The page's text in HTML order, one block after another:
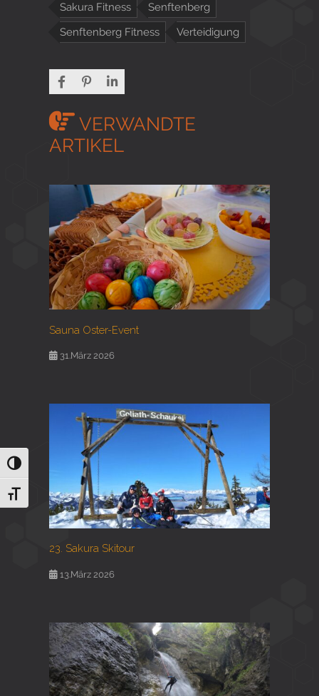
Umschalten auf hohe Kontraste
Schrift vergrößern
Sakura Fitness Senftenberg
Senftenberg Fitness Verteidigung
VERWANDTE
ARTIKEL
Sauna Oster-Event
31.März 2026
23. Sakura Skitour
13.März 2026